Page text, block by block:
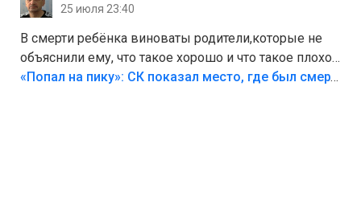
25 июля 23:40
В смерти ребёнка виноваты родители,которые не
объяснили ему, что такое хорошо и что такое плохо!
Лезть через такой забор,верх безумия,есть же
«Попал на пику»: СК показал место, где был смертельно травмирован ребенок в Тольятти